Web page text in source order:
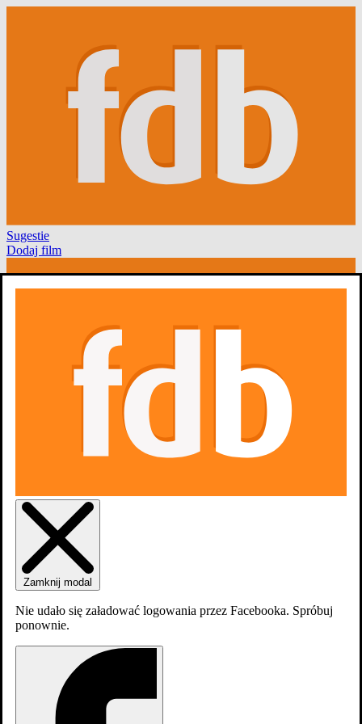
Sugestie
Dodaj film
Zaloguj sięZałóź konto
Zamknij modal
Nie udało się załadować logowania przez Facebooka. Spróbuj
ponownie.